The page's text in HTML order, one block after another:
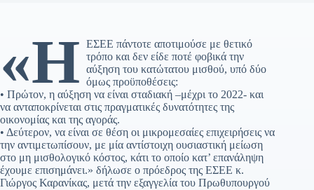
«Η ΕΣΕΕ πάντοτε αποτιμούσε με θετικό
τρόπο και δεν είδε ποτέ φοβικά την
αύξηση του κατώτατου μισθού, υπό δύο
όμως προϋποθέσεις:
• Πρώτον, η αύξηση να είναι σταδιακή –μέχρι το 2022- και
να ανταποκρίνεται στις πραγματικές δυνατότητες της
οικονομίας και της αγοράς.
• Δεύτερον, να είναι σε θέση οι μικρομεσαίες επιχειρήσεις να
την αντιμετωπίσουν, με μία αντίστοιχη ουσιαστική μείωση
στο μη μισθολογικό κόστος, κάτι το οποίο κατ’ επανάληψη
έχουμε επισημάνει.» δήλωσε ο πρόεδρος της ΕΣΕΕ κ.
Γιώργος Καρανίκας, μετά την εξαγγελία του Πρωθυπουργού